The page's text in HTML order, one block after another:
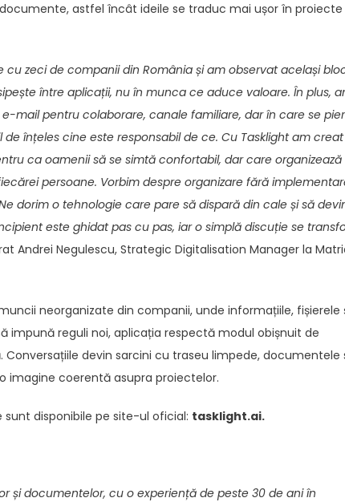
astfel încât ideile se traduc mai ușor în proiecte
zeci de companii din România și am observat același
între aplicații, nu în munca ce aduce valoare. În plus,
mail pentru colaborare, canale familiare, dar în care se
înțeles cine este responsabil de ce. Cu Tasklight am
ca oamenii să se simtă confortabil, dar care
persoane. Vorbim despre organizare fără
dorim o tehnologie care pare să dispară din cale și să
este ghidat pas cu pas, iar o simplă discuție se
Andrei Negulescu, Strategic Digitalisation Manager la
neorganizate din companii, unde informațiile, fișierele
impună reguli noi, aplicația respectă modul obișnuit de
devin sarcini cu traseu limpede, documentele
imagine coerentă asupra proiectelor.
disponibile pe site-ul oficial: tasklight.ai.
și documentelor, cu o experiență de peste 30 de ani în